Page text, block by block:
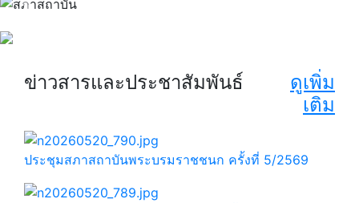
Previous
ข่าวสารและประชาสัมพันธ์
ดูเพิ่ม
เติม
ประชุมสภาสถาบันพระบรมราชชนก ครั้งที่ 5/2569